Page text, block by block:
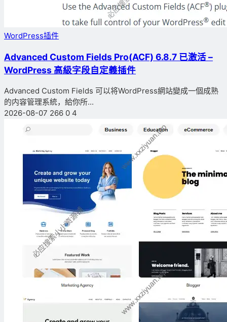
WordPress插件
Advanced Custom Fields Pro(ACF) 6.8.7 已激活 –
WordPress 高級字段自定義插件
Advanced Custom Fields 可以将WordPress網站變成一個成熟
的内容管理系統，給你所...
2026-08-07 266 0 4